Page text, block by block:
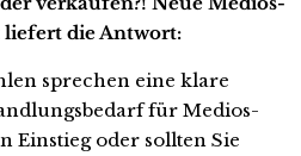
liefert die Antwort:
sprechen eine klare
für Medios-
Einstieg oder sollten Sie